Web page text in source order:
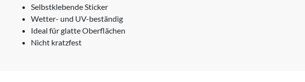
Selbstklebende Sticker
Wetter- und UV-beständig
Ideal für glatte Oberflächen
Nicht kratzfest